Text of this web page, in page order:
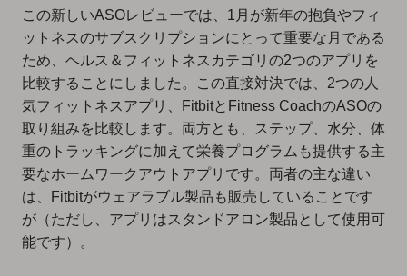
この新しいASOレビューでは、1月が新年の抱負やフィ
ットネスのサブスクリプションにとって重要な月である
ため、ヘルス＆フィットネスカテゴリの2つのアプリを
比較することにしました。この直接対決では、2つの人
気フィットネスアプリ、FitbitとFitness CoachのASOの
取り組みを比較します。両方とも、ステップ、水分、体
重のトラッキングに加えて栄養プログラムも提供する主
要なホームワークアウトアプリです。両者の主な違い
は、Fitbitがウェアラブル製品も販売していることです
が（ただし、アプリはスタンドアロン製品として使用可
能です）。